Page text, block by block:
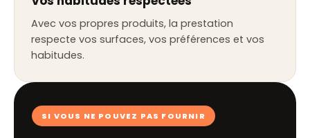
Avec vos propres produits, la prestation
respecte vos surfaces, vos préférences et vos
habitudes.
SI VOUS NE POUVEZ PAS FOURNIR